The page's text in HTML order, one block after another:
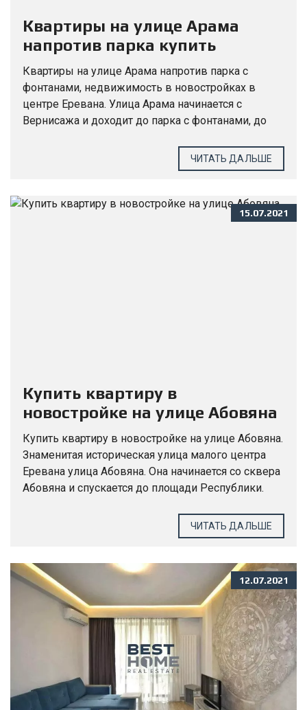
Квартиры на улице Арама
напротив парка купить
Квартиры на улице Арама напротив парка с
фонтанами, недвижимость в новостройках в
центре Еревана. Улица Арама начинается с
Вернисажа и доходит до парка с фонтанами, до
ЧИТАТЬ ДАЛЬШЕ
15.07.2021
Купить квартиру в
новостройке на улице Абовяна
Купить квартиру в новостройке на улице Абовяна.
Знаменитая историческая улица малого центра
Еревана улица Абовяна. Она начинается со сквера
Абовяна и спускается до площади Республики.
односторонней. Одна из самых любимых...
ЧИТАТЬ ДАЛЬШЕ
12.07.2021